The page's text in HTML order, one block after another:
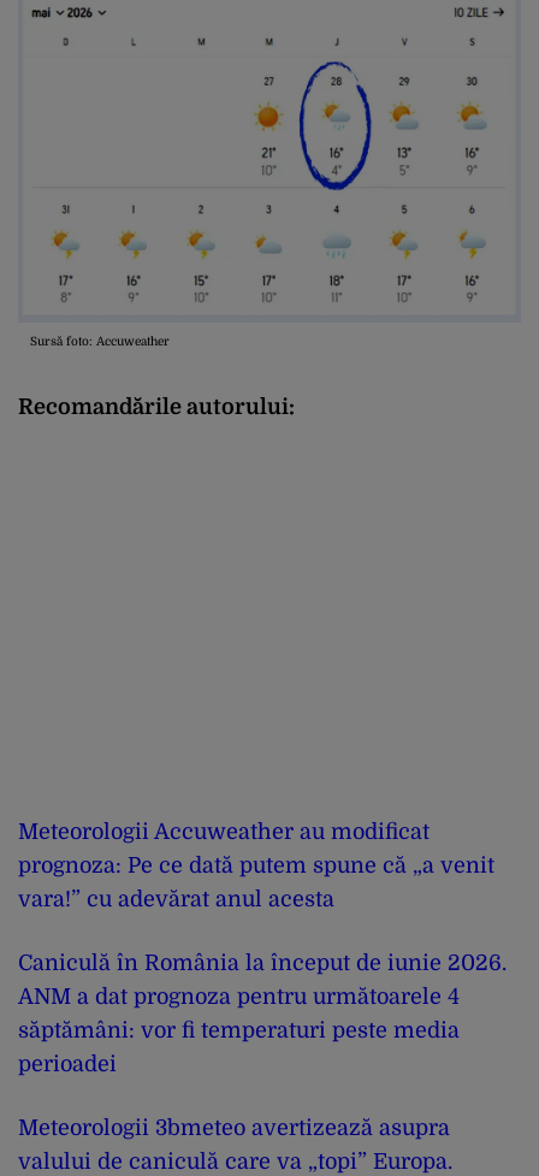
Sursă foto: Accuweather
Recomandările autorului:
Meteorologii Accuweather au modificat
prognoza: Pe ce dată putem spune că „a venit
vara!” cu adevărat anul acesta
Caniculă în România la început de iunie 2026.
ANM a dat prognoza pentru următoarele 4
săptămâni: vor fi temperaturi peste media
perioadei
Meteorologii 3bmeteo avertizează asupra
valului de caniculă care va „topi” Europa.